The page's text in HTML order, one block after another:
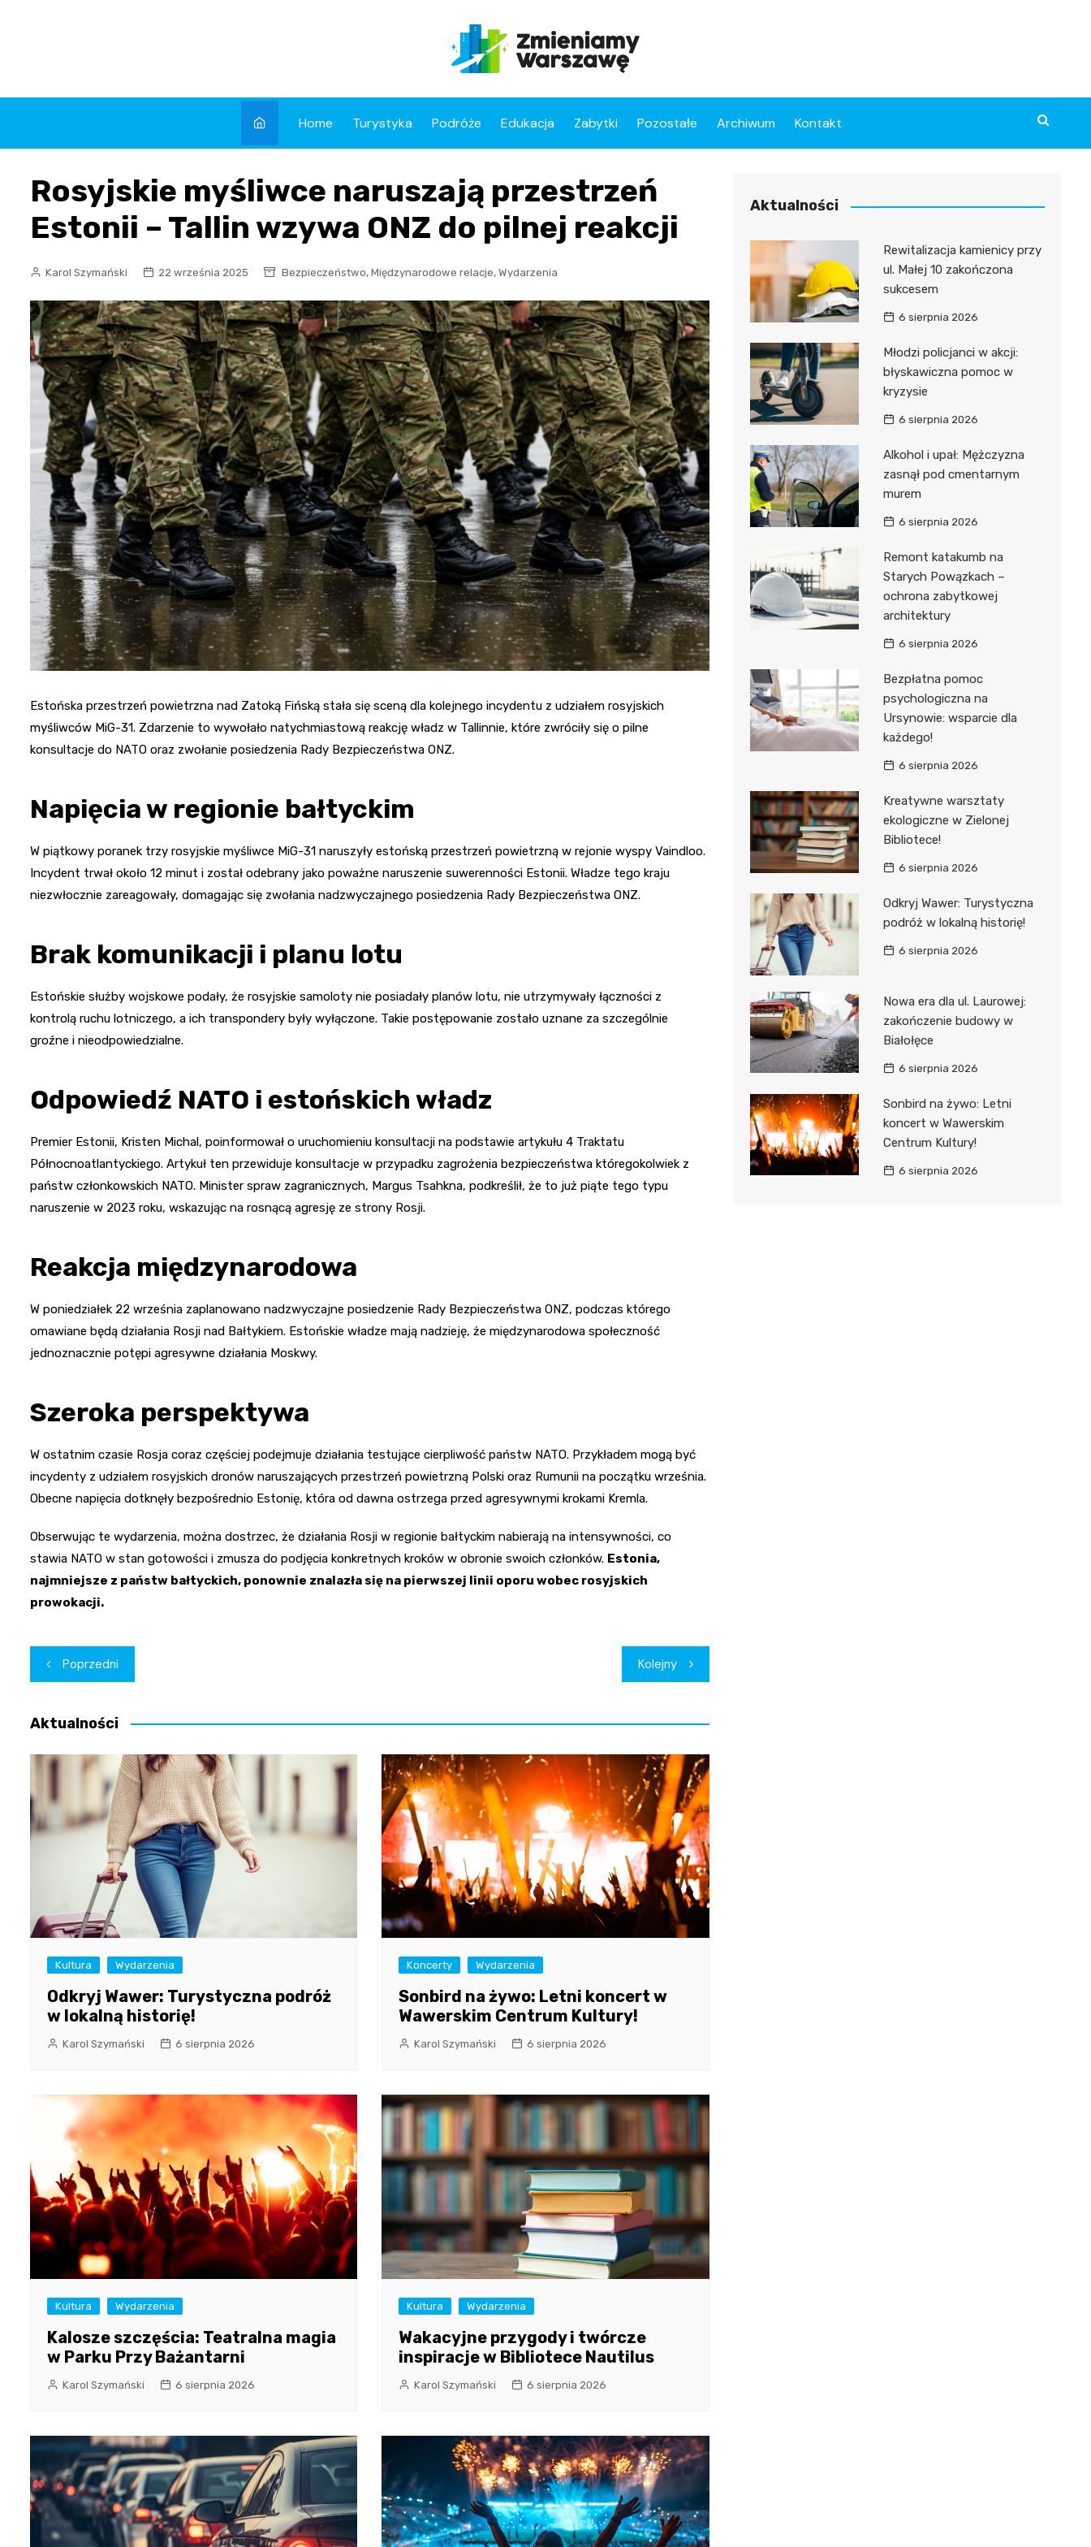
Home Turystyka Podróże Edukacja Zabytki Pozostałe Archiwum Kontakt
Rosyjskie myśliwce naruszają przestrzeń
Estonii – Tallin wzywa ONZ do pilnej reakcji
Karol Szymański 22 września 2025 Bezpieczeństwo, Międzynarodowe relacje, Wydarzenia
Estońska przestrzeń powietrzna nad Zatoką Fińską stała się sceną dla kolejnego incydentu z udziałem rosyjskich
myśliwców MiG-31. Zdarzenie to wywołało natychmiastową reakcję władz w Tallinnie, które zwróciły się o pilne
konsultacje do NATO oraz zwołanie posiedzenia Rady Bezpieczeństwa ONZ.
Napięcia w regionie bałtyckim
W piątkowy poranek trzy rosyjskie myśliwce MiG-31 naruszyły estońską przestrzeń powietrzną w rejonie wyspy Vaindloo.
Incydent trwał około 12 minut i został odebrany jako poważne naruszenie suwerenności Estonii. Władze tego kraju
niezwłocznie zareagowały, domagając się zwołania nadzwyczajnego posiedzenia Rady Bezpieczeństwa ONZ.
Brak komunikacji i planu lotu
Estońskie służby wojskowe podały, że rosyjskie samoloty nie posiadały planów lotu, nie utrzymywały łączności z
kontrolą ruchu lotniczego, a ich transpondery były wyłączone. Takie postępowanie zostało uznane za szczególnie
groźne i nieodpowiedzialne.
Odpowiedź NATO i estońskich władz
Premier Estonii, Kristen Michal, poinformował o uruchomieniu konsultacji na podstawie artykułu 4 Traktatu
Północnoatlantyckiego. Artykuł ten przewiduje konsultacje w przypadku zagrożenia bezpieczeństwa któregokolwiek z
państw członkowskich NATO. Minister spraw zagranicznych, Margus Tsahkna, podkreślił, że to już piąte tego typu
naruszenie w 2023 roku, wskazując na rosnącą agresję ze strony Rosji.
Reakcja międzynarodowa
W poniedziałek 22 września zaplanowano nadzwyczajne posiedzenie Rady Bezpieczeństwa ONZ, podczas którego
omawiane będą działania Rosji nad Bałtykiem. Estońskie władze mają nadzieję, że międzynarodowa społeczność
jednoznacznie potępi agresywne działania Moskwy.
Szeroka perspektywa
W ostatnim czasie Rosja coraz częściej podejmuje działania testujące cierpliwość państw NATO. Przykładem mogą być
incydenty z udziałem rosyjskich dronów naruszających przestrzeń powietrzną Polski oraz Rumunii na początku września.
Obecne napięcia dotknęły bezpośrednio Estonię, która od dawna ostrzega przed agresywnymi krokami Kremla.
Obserwując te wydarzenia, można dostrzec, że działania Rosji w regionie bałtyckim nabierają na intensywności, co
stawia NATO w stan gotowości i zmusza do podjęcia konkretnych kroków w obronie swoich członków. Estonia,
najmniejsze z państw bałtyckich, ponownie znalazła się na pierwszej linii oporu wobec rosyjskich
prowokacji.
Nawigacja
wpisu
Poprzedni Kolejny
Aktualności
Kultura Wydarzenia
Odkryj Wawer: Turystyczna podróż
w lokalną historię!
Karol Szymański 6 sierpnia 2026
Koncerty Wydarzenia
Sonbird na żywo: Letni koncert w
Wawerskim Centrum Kultury!
Karol Szymański 6 sierpnia 2026
Kultura Wydarzenia
Kalosze szczęścia: Teatralna magia
w Parku Przy Bażantarni
Karol Szymański 6 sierpnia 2026
Kultura Wydarzenia
Wakacyjne przygody i twórcze
inspiracje w Bibliotece Nautilus
Karol Szymański 6 sierpnia 2026
Aktualności
Rewitalizacja kamienicy przy
ul. Małej 10 zakończona
sukcesem
6 sierpnia 2026
Młodzi policjanci w akcji:
błyskawiczna pomoc w
kryzysie
6 sierpnia 2026
Alkohol i upał: Mężczyzna
zasnął pod cmentarnym
murem
6 sierpnia 2026
Remont katakumb na
Starych Powązkach –
ochrona zabytkowej
architektury
6 sierpnia 2026
Bezpłatna pomoc
psychologiczna na
Ursynowie: wsparcie dla
każdego!
6 sierpnia 2026
Kreatywne warsztaty
ekologiczne w Zielonej
Bibliotece!
6 sierpnia 2026
Odkryj Wawer: Turystyczna
podróż w lokalną historię!
6 sierpnia 2026
Nowa era dla ul. Laurowej:
zakończenie budowy w
Białołęce
6 sierpnia 2026
Sonbird na żywo: Letni
koncert w Wawerskim
Centrum Kultury!
6 sierpnia 2026